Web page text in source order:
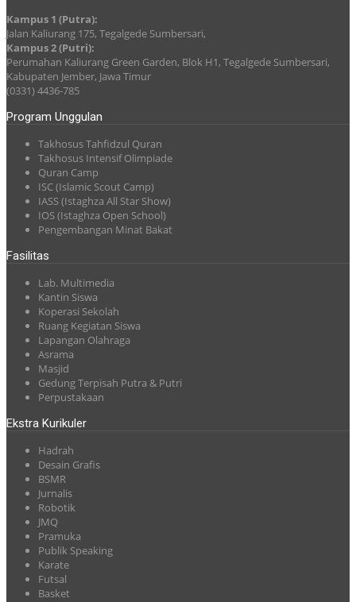
Kampus 1 (Putra):
Jalan Kaliurang 175, Tegalgede Sumbersari,
Kampus 2 (Putri):
Perumahan Kaliurang Green Garden, Blok H1, Tegalgede Sumbersari,
Kabupaten Jember, Jawa Timur
(0331) 4436-785
Program Unggulan
Takhosus Tahfidzul Quran
Takhosus Intensif Olimpiade
Quran Camp
ISC (Islamic Scout Camp)
IASS (Istaghza All Star Show)
IOS (Istaghza Open School)
Pengembangan Minat Bakat
Fasilitas
Lab. Multimedia
Kantin Siswa
Koperasi Sekolah
Ruang Kegiatan Siswa
Lapangan Olahraga
Asrama
Masjid
Gedung Terpisah Putra & Putri
Perpustakaan
Ekstra Kurikuler
Hadrah
Desain Grafis
BSMR
Jurnalis
Robotik
JMQ
Pramuka
Publik Speaking
Karate
Futsal
Basket